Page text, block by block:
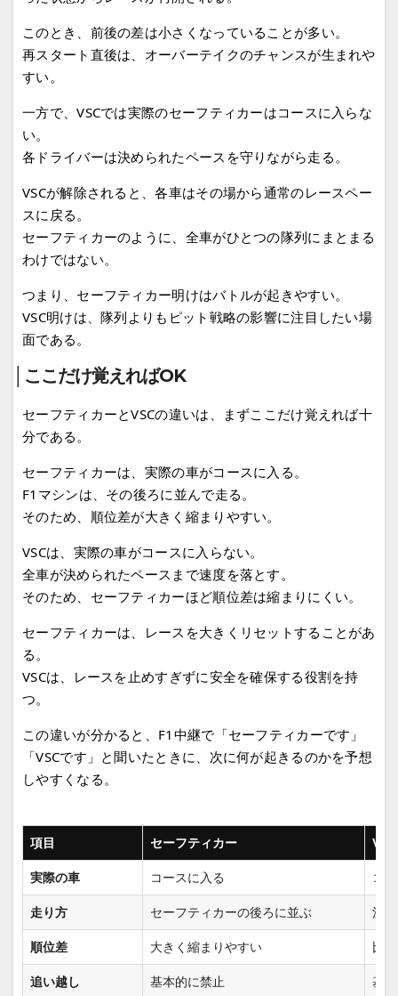
このとき、前後の差は小さくなっていることが多い。
再スタート直後は、オーバーテイクのチャンスが生まれや
すい。
一方で、VSCでは実際のセーフティカーはコースに入らな
い。
各ドライバーは決められたペースを守りながら走る。
VSCが解除されると、各車はその場から通常のレースペー
スに戻る。
セーフティカーのように、全車がひとつの隊列にまとまる
わけではない。
つまり、セーフティカー明けはバトルが起きやすい。
VSC明けは、隊列よりもピット戦略の影響に注目したい場
面である。
│ここだけ覚えればOK
セーフティカーとVSCの違いは、まずここだけ覚えれば十
分である。
セーフティカーは、実際の車がコースに入る。
F1マシンは、その後ろに並んで走る。
そのため、順位差が大きく縮まりやすい。
VSCは、実際の車がコースに入らない。
全車が決められたペースまで速度を落とす。
そのため、セーフティカーほど順位差は縮まりにくい。
セーフティカーは、レースを大きくリセットすることがあ
る。
VSCは、レースを止めすぎずに安全を確保する役割を持
つ。
この違いが分かると、F1中継で「セーフティカーです」
「VSCです」と聞いたときに、次に何が起きるのかを予想
しやすくなる。
項目 セーフティカー VSC
実際の車 コースに入る コ
走り方 セーフティカーの後ろに並ぶ 決
順位差 大きく縮まりやすい 比
追い越し 基本的に禁止 基